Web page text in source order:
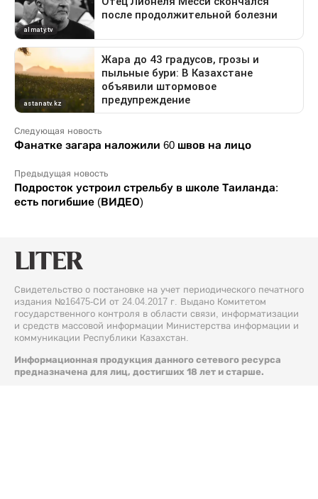
Следующая новость
Фанатке загара наложили 60 швов на лицо
Предыдущая новость
Подросток устроил стрельбу в школе Таиланда:
есть погибшие (ВИДЕО)
Свидетельство о постановке на учет периодического печатного
издания №16475-СИ от 24.04.2017 г. Выдано Комитетом
государственного контроля в области связи, информатизации
и средств массовой информации Министерства информации и
коммуникации Республики Казахстан.
Информационная продукция данного сетевого ресурса
предназначена для лиц, достигших 18 лет и старше.